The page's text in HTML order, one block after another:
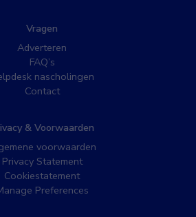
Vragen
Adverteren
FAQ’s
nascholingen
Contact
& Voorwaarden
voorwaarden
Privacy Statement
Cookiestatement
Preferences